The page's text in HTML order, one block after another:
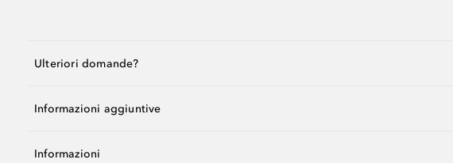
Ulteriori domande?
Informazioni aggiuntive
Informazioni